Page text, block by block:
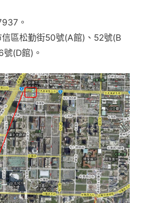
。
區松勤街50號(A館)、52號(B
(D館)。